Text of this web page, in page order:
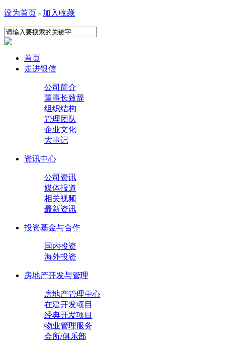
设为首页 - 加入收藏
首页
走进银信
公司简介
董事长致辞
组织结构
管理团队
企业文化
大事记
资讯中心
公司资讯
媒体报道
相关视频
最新资讯
投资基金与合作
国内投资
海外投资
房地产开发与管理
房地产管理中心
在建开发项目
经典开发项目
物业管理服务
会所/俱乐部